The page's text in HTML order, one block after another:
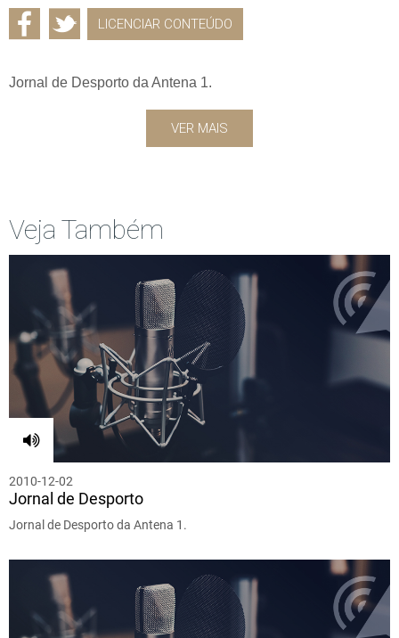
LICENCIAR CONTEÚDO
Jornal de Desporto da Antena 1.
VER MAIS
Veja Também
2010-12-02
Jornal de Desporto
Jornal de Desporto da Antena 1.